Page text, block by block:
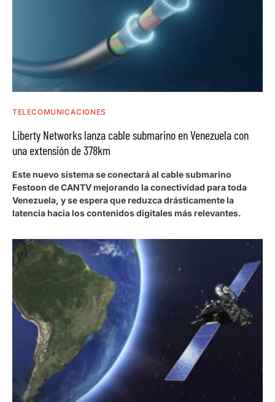
TELECOMUNICACIONES
Liberty Networks lanza cable submarino en Venezuela con
una extensión de 378km
Este nuevo sistema se conectará al cable submarino
Festoon de CANTV mejorando la conectividad para toda
Venezuela, y se espera que reduzca drásticamente la
latencia hacia los contenidos digitales más relevantes.